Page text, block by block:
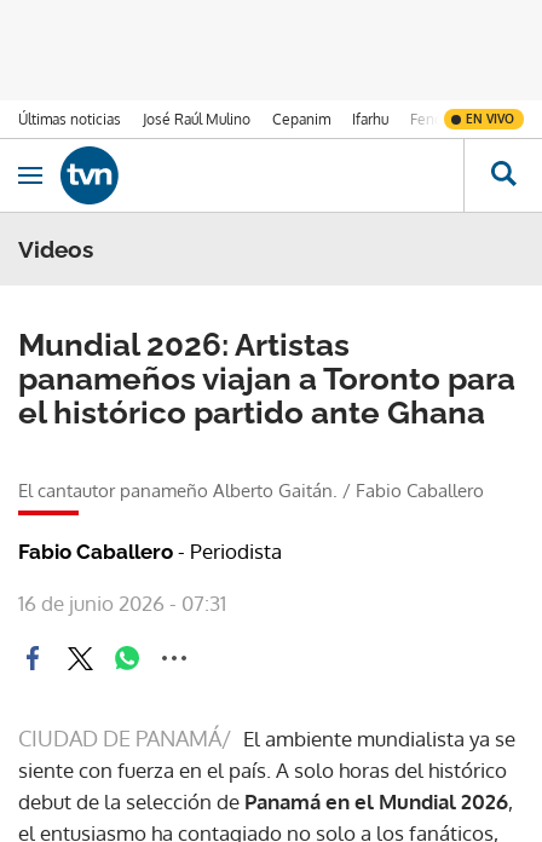
Últimas noticias José Raúl Mulino Cepanim Ifarhu Fenómeno de El
EN VIVO
Ir al contenido
Obrir navegació
Videos
Mundial 2026: Artistas
panameños viajan a Toronto para
el histórico partido ante Ghana
El cantautor panameño Alberto Gaitán. / Fabio Caballero
Fabio Caballero - Periodista
16 de junio 2026 - 07:31
CIUDAD DE PANAMÁ/ El ambiente mundialista ya se
siente con fuerza en el país. A solo horas del histórico
debut de la selección de Panamá en el Mundial 2026,
el entusiasmo ha contagiado no solo a los fanáticos,